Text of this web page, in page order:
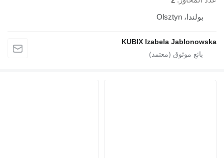
بولندا، Olsztyn
KUBIX Izabela Jablonowska